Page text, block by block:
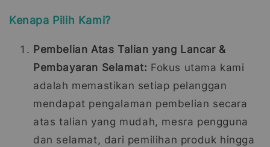
Kenapa Pilih Kami?
Pembelian Atas Talian yang Lancar &
Pembayaran Selamat: Fokus utama kami
adalah memastikan setiap pelanggan
mendapat pengalaman pembelian secara
atas talian yang mudah, mesra pengguna
dan selamat, dari pemilihan produk hingga